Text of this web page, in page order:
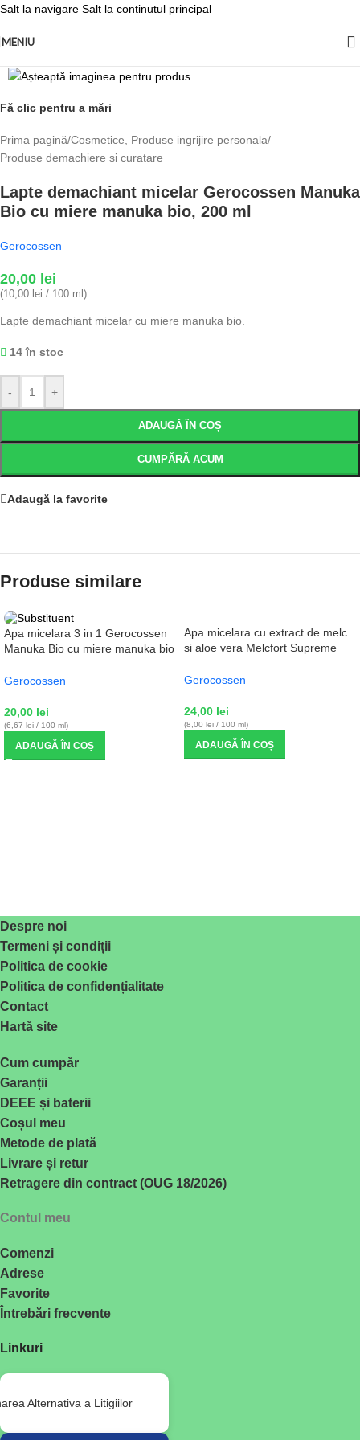
Salt la navigare Salt la conținutul principal
MENIU
Fă clic pentru a mări
Prima pagină/Cosmetice, Produse ingrijire personala/
Produse demachiere si curatare
Lapte demachiant micelar Gerocossen Manuka
Bio cu miere manuka bio, 200 ml
Gerocossen
20,00 lei
(10,00 lei / 100 ml)
Lapte demachiant micelar cu miere manuka bio.
14 în stoc
- +
ADAUGĂ ÎN COȘ
CUMPĂRĂ ACUM
Adaugă la favorite
Produse similare
Apa micelara 3 in 1 Gerocossen
Manuka Bio cu miere manuka bio
Gerocossen
20,00 lei
(6,67 lei / 100 ml)
ADAUGĂ ÎN COȘ
Apa micelara cu extract de melc
si aloe vera Melcfort Supreme
Gerocossen
24,00 lei
(8,00 lei / 100 ml)
ADAUGĂ ÎN COȘ
Despre noi
Termeni și condiții
Politica de cookie
Politica de confidențialitate
Contact
Hartă site
Cum cumpăr
Garanții
DEEE și baterii
Coșul meu
Metode de plată
Livrare și retur
Retragere din contract (OUG 18/2026)
Contul meu
Comenzi
Adrese
Favorite
Întrebări frecvente
Linkuri